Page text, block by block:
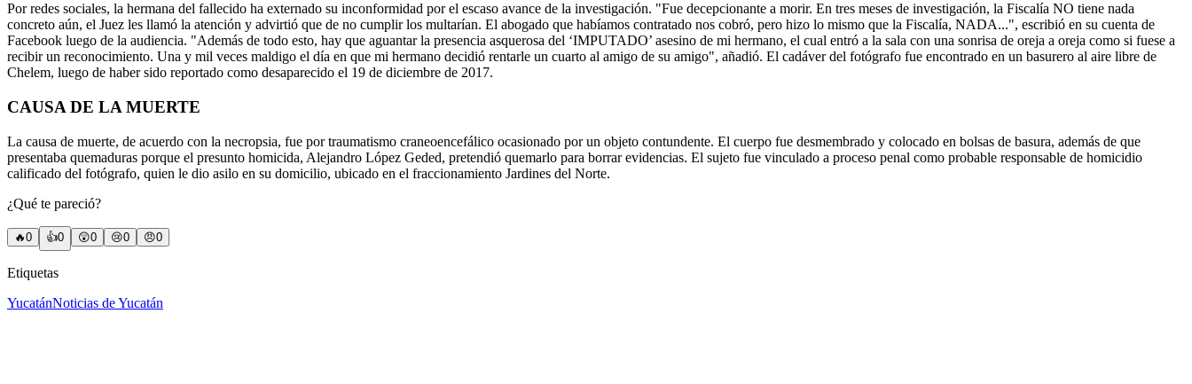
Por redes sociales, la hermana del fallecido ha externado su inconformidad por el escaso avance de la investigación. "Fue decepcionante a morir. En tres meses de investigación, la Fiscalía NO tiene nada
concreto aún, el Juez les llamó la atención y advirtió que de no cumplir los multarían. El abogado que habíamos contratado nos cobró, pero hizo lo mismo que la Fiscalía, NADA...", escribió en su cuenta de
Facebook luego de la audiencia. "Además de todo esto, hay que aguantar la presencia asquerosa del ‘IMPUTADO’ asesino de mi hermano, el cual entró a la sala con una sonrisa de oreja a oreja como si fuese a
recibir un reconocimiento. Una y mil veces maldigo el día en que mi hermano decidió rentarle un cuarto al amigo de su amigo", añadió. El cadáver del fotógrafo fue encontrado en un basurero al aire libre de
Chelem, luego de haber sido reportado como desaparecido el 19 de diciembre de 2017.
CAUSA DE LA MUERTE
La causa de muerte, de acuerdo con la necropsia, fue por traumatismo craneoencefálico ocasionado por un objeto contundente. El cuerpo fue desmembrado y colocado en bolsas de basura, además de que
presentaba quemaduras porque el presunto homicida, Alejandro López Geded, pretendió quemarlo para borrar evidencias. El sujeto fue vinculado a proceso penal como probable responsable de homicidio
calificado del fotógrafo, quien le dio asilo en su domicilio, ubicado en el fraccionamiento Jardines del Norte.
¿Qué te pareció?
🔥0 👍0 😲0 😢0 😠0
Etiquetas
YucatánNoticias de Yucatán